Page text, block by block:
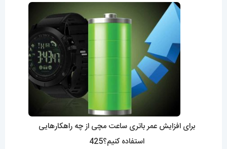
برای افزایش عمر باتری ساعت مچی از چه راهکارهایی
استفاده کنیم؟425